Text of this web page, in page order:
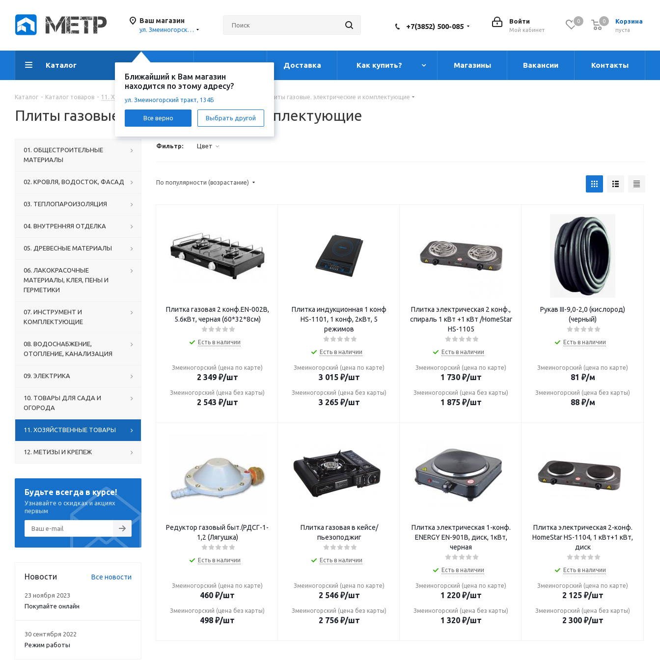
Ваш магазин
ул. Змеиногорский тракт, 134Б
Ближайший к Вам магазин
находится по этому адресу?
ул. Змеиногорский тракт, 134Б
Все верно Выбрать другой
0 Корзина
0
пуста
0
Войти
Мой кабинет
+7(3852) 500-085
Каталог Акции Услуги Доставка Как купить? Магазины Вакансии Контакты
Каталог - Каталог товаров - 11. ХОЗЯЙСТВЕННЫЕ ТОВАРЫ Товары для дома Плиты газовые. электрические и комплектующие
Плиты газовые. электрические и комплектующие
Фильтр: Цвет
По популярности (возрастание)
Плитка газовая 2 конф.EN-002B,
5.6кВт, черная (60*32*8см)
Есть в наличии
Змеиногорский (цена по карте)
2 349₽/шт
Змеиногорский (цена без карты)
2 543 ₽/шт
Плитка индукционная 1 конф
HS-1101, 1 конф, 2кВт, 5
режимов
Есть в наличии
Змеиногорский (цена по карте)
3 015₽/шт
Змеиногорский (цена без карты)
3 265₽/шт
Плитка электрическая 2 конф.,
спираль 1 кВт +1 кВт /HomeStar
HS-1105
Есть в наличии
Змеиногорский (цена по карте)
1 730₽/шт
Змеиногорский (цена без карты)
1 875₽/шт
Рукав III-9,0-2,0 (кислород)
(черный)
Есть в наличии
Змеиногорский (цена по карте)
81 ₽/м
Змеиногорский (цена без карты)
88₽/м
Редуктор газовый быт.(РДСГ-1-
1,2 (Лягушка)
Есть в наличии
Змеиногорский (цена по карте)
460 ₽/шт
Змеиногорский (цена без карты)
498 ₽/шт
Плитка газовая в кейсе/
пьезоподжиг
Есть в наличии
Змеиногорский (цена по карте)
2 546₽/шт
Змеиногорский (цена без карты)
2 756₽/шт
Плитка электрическая 1-конф.
ENERGY EN-901B, диск, 1кВт,
черная
Есть в наличии
Змеиногорский (цена по карте)
1 220₽/шт
Змеиногорский (цена без карты)
1 320₽/шт
Плитка электрическая 2-конф.
HomeStar HS-1104, 1 кВт+1 кВт,
диск
Есть в наличии
Змеиногорский (цена по карте)
2 125₽/шт
Змеиногорский (цена без карты)
2 300₽/шт
01. ОБЩЕСТРОИТЕЛЬНЫЕ
МАТЕРИАЛЫ
02. КРОВЛЯ, ВОДОСТОК, ФАСАД
03. ТЕПЛОПАРОИЗОЛЯЦИЯ
04. ВНУТРЕННЯЯ ОТДЕЛКА
05. ДРЕВЕСНЫЕ МАТЕРИАЛЫ
06. ЛАКОКРАСОЧНЫЕ
МАТЕРИАЛЫ, КЛЕЯ, ПЕНЫ И
ГЕРМЕТИКИ
07. ИНСТРУМЕНТ И
КОМПЛЕКТУЮЩИЕ
08. ВОДОСНАБЖЕНИЕ,
ОТОПЛЕНИЕ, КАНАЛИЗАЦИЯ
09. ЭЛЕКТРИКА
10. ТОВАРЫ ДЛЯ САДА И
ОГОРОДА
11. ХОЗЯЙСТВЕННЫЕ ТОВАРЫ
12. МЕТИЗЫ И КРЕПЕЖ
Будьте всегда в курсе!
Узнавайте о скидках и акциях
первым
Новости Все новости
23 ноября 2023
Покупайте онлайн
30 сентября 2022
Режим работы